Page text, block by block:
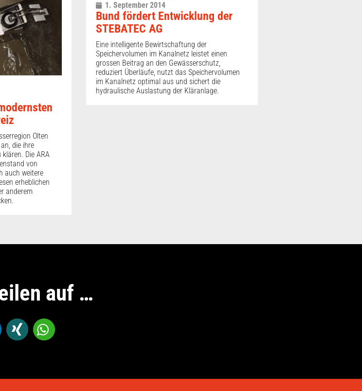
Olten
die ihre
Die ARA
von
auch weitere
erheblichen
anderem
1. September 2014
Bund fördert Entwicklung der
STEBATEC AG
Eine intelligente Bewirtschaftung der
Speichervolumen im Kanalnetz leistet einen
grossen Beitrag an den Gewässerschutz,
reduziert Überläufe, nutzt das Speichervolumen
im Kanalnetz optimal aus und sichert die
hydraulische Auslastung der Kläranlage.
auf …